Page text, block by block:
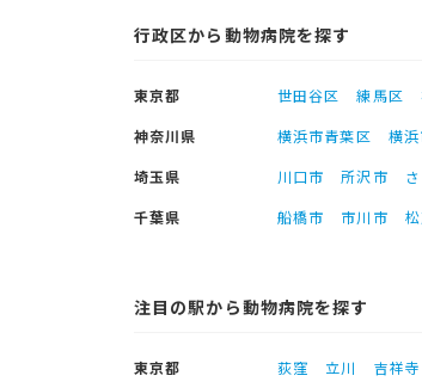
行政区から動物病院を探す
東京都 世田谷区 練馬区
神奈川県
横浜市青葉区 横
埼玉県
川口市 所沢市
千葉県
船橋市 市川市
注目の駅から動物病院を探す
東京都 荻窪 立川 吉祥寺